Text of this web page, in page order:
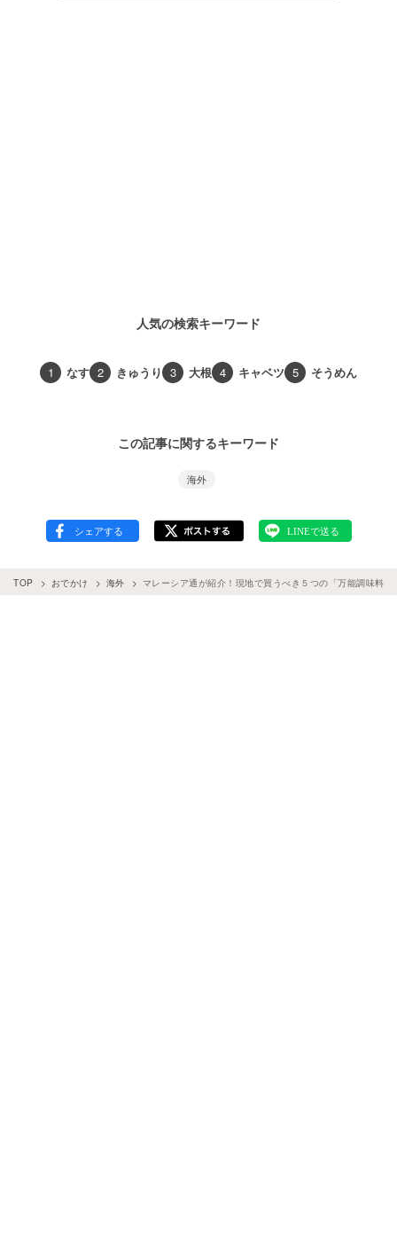
人気の検索キーワード
1 なす 2 きゅうり 3 大根 4 キャベツ 5 そうめん
この記事に関するキーワード
海外
TOP おでかけ 海外 マレーシア通が紹介！現地で買うべき５つの「万能調味料」